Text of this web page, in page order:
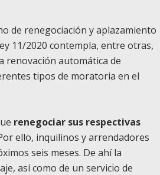
de renegociación y aplazamiento
11/2020 contempla, entre otras,
renovación automática de
tipos de moratoria en el
renegociar sus respectivas
ello, inquilinos y arrendadores
seis meses. De ahí la
así como de un servicio de